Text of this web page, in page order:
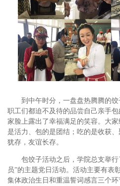
到中午时分，一盘盘热腾腾的
职工们都迫不及待的品尝自己亲手
家脸上露出了幸福满足的笑容。大
是活力、包的是团结；吃的是收获
犹存，友谊长存。
包饺子活动之后，学院总支举
员”的主题党日活动。活动主要有表
集体政治生日和重温誓词感言三个